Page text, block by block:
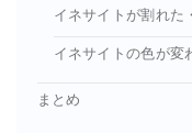
イネサイトが割れた
イネサイトの色が変
まとめ